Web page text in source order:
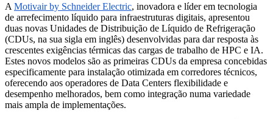
A Motivair by Schneider Electric, inovadora e líder em tecnologia
de arrefecimento líquido para infraestruturas digitais, apresentou
duas novas Unidades de Distribuição de Líquido de Refrigeração
(CDUs, na sua sigla em inglês) desenvolvidas para dar resposta às
crescentes exigências térmicas das cargas de trabalho de HPC e IA.
Estes novos modelos são as primeiras CDUs da empresa concebidas
especificamente para instalação otimizada em corredores técnicos,
oferecendo aos operadores de Data Centers flexibilidade e
desempenho melhorados, bem como integração numa variedade
mais ampla de implementações.